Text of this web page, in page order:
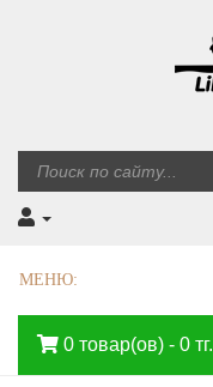
МЕНЮ:
0 товар(ов) - 0 тг.